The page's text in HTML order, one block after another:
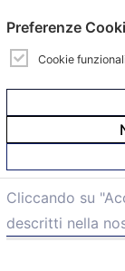
personalCaf
© 2021
Via Papini, 18 -
Privacy e Cookie
Preferenze
Cookie funzionali
Cliccando su
descritti nella